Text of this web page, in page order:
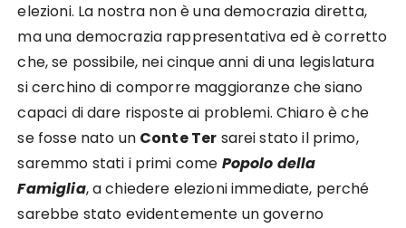
elezioni. La nostra non è una democrazia diretta,
ma una democrazia rappresentativa ed è corretto
che, se possibile, nei cinque anni di una legislatura
si cerchino di comporre maggioranze che siano
capaci di dare risposte ai problemi. Chiaro è che
se fosse nato un Conte Ter sarei stato il primo,
saremmo stati i primi come Popolo della
Famiglia, a chiedere elezioni immediate, perché
sarebbe stato evidentemente un governo